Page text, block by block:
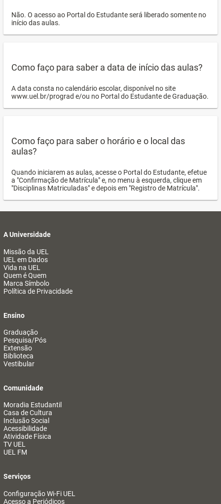
Não. O acesso ao Portal do Estudante será liberado somente no
início das aulas.
Como faço para saber a data de início das aulas?
A data consta no calendário escolar, disponível no site
www.uel.br/prograd e/ou no Portal do Estudante de Graduação.
Como faço para saber o horário e o local das
aulas?
Quando iniciarem as aulas, acesse o Portal do Estudante, efetue
a "Confirmação de Matrícula" e, no menu à esquerda, clique em
"Disciplinas Matriculadas" e depois em "Registro de Matrícula".
A Universidade
Missão da UEL
UEL em Dados
Vida na UEL
Quem é Quem
Marca Símbolo
Política de Privacidade
Ensino
Graduação
Pesquisa/Pós
Extensão
Biblioteca
Vestibular
Comunidade
Moradia Estudantil
Casa de Cultura
Inclusão Social
Acessibilidade
Atividade Física
TV UEL
UEL FM
Serviços
Configuração Wi-Fi UEL
Acesso a Periódicos